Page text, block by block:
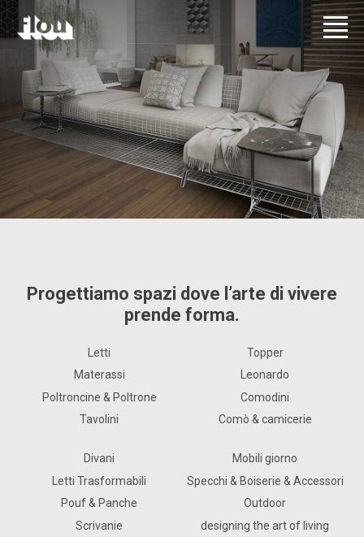
Progettiamo spazi dove l’arte di vivere
prende forma.
Letti
Materassi
Poltroncine & Poltrone
Tavolini
Topper
Leonardo
Comodini
Comò & camicerie
Divani
Letti Trasformabili
Pouf & Panche
Scrivanie
Mobili giorno
Specchi & Boiserie & Accessori
Outdoor
designing the art of living